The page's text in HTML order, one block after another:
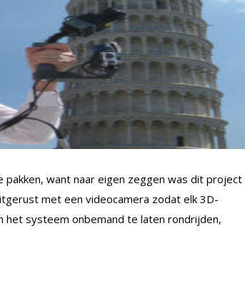
pakken, want naar eigen zeggen was dit project
met een videocamera zodat elk 3D-
het systeem onbemand te laten rondrijden,